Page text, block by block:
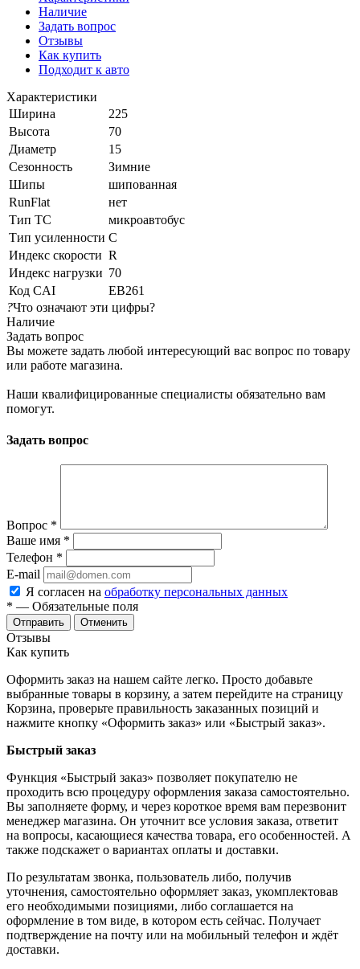
Наличие
Задать вопрос
Отзывы
Как купить
Подходит к авто
Характеристики
Ширина
225
Высота
70
Диаметр
15
Сезонность
Зимние
Шипы
шипованная
RunFlat
нет
Тип ТС
микроавтобус
Тип усиленности C
Индекс скорости R
Индекс нагрузки 70
Код CAI
EB261
?Что означают эти цифры?
Наличие
Задать вопрос
Вы можете задать любой интересующий вас вопрос по товару
или работе магазина.
Наши квалифицированные специалисты обязательно вам
помогут.
Задать вопрос
Вопрос *
Ваше имя *
Телефон *
E-mail
Я согласен на обработку персональных данных
* — Обязательные поля
Отменить
Отзывы
Как купить
Оформить заказ на нашем сайте легко. Просто добавьте
выбранные товары в корзину, а затем перейдите на страницу
Корзина, проверьте правильность заказанных позиций и
нажмите кнопку «Оформить заказ» или «Быстрый заказ».
Быстрый заказ
Функция «Быстрый заказ» позволяет покупателю не
проходить всю процедуру оформления заказа самостоятельно.
Вы заполняете форму, и через короткое время вам перезвонит
менеджер магазина. Он уточнит все условия заказа, ответит
на вопросы, касающиеся качества товара, его особенностей. А
также подскажет о вариантах оплаты и доставки.
По результатам звонка, пользователь либо, получив
уточнения, самостоятельно оформляет заказ, укомплектовав
его необходимыми позициями, либо соглашается на
оформление в том виде, в котором есть сейчас. Получает
подтверждение на почту или на мобильный телефон и ждёт
доставки.